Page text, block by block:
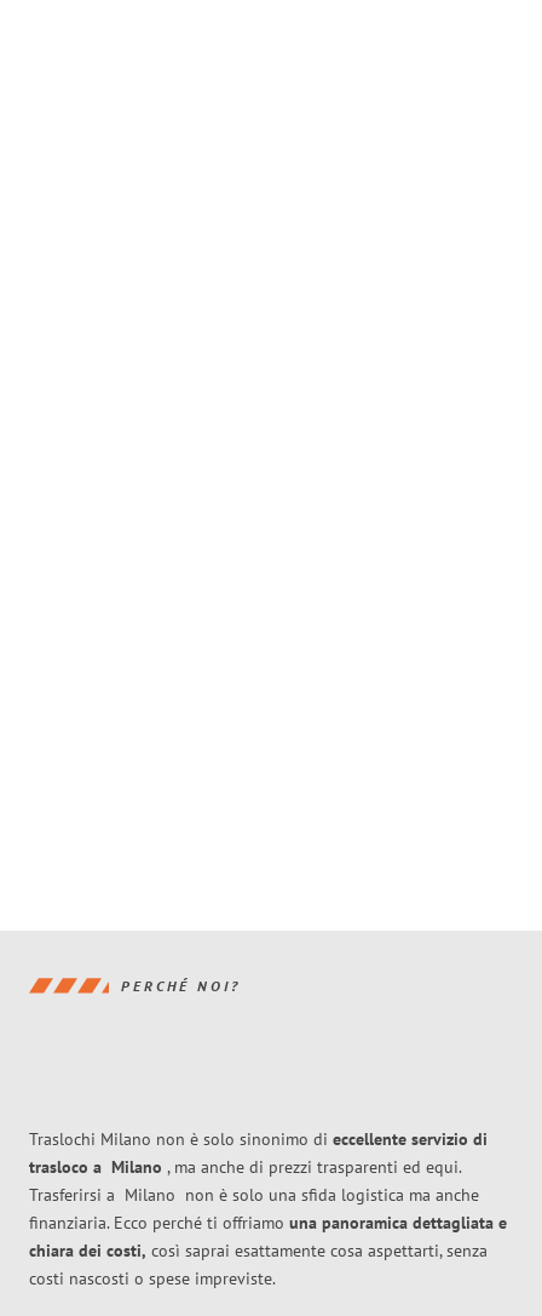
PERCHÉ NOI?
Traslochi Milano non è solo sinonimo di eccellente servizio di
trasloco a Milano , ma anche di prezzi trasparenti ed equi.
Trasferirsi a Milano non è solo una sfida logistica ma anche
finanziaria. Ecco perché ti offriamo una panoramica dettagliata e
chiara dei costi, così saprai esattamente cosa aspettarti, senza
costi nascosti o spese impreviste.